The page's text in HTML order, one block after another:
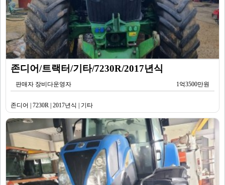
존디어/트랙터/기타/7230R/2017년식
판매자 장비다운영자 1억3500만원
존디어 | 7230R | 2017년식 | 기타